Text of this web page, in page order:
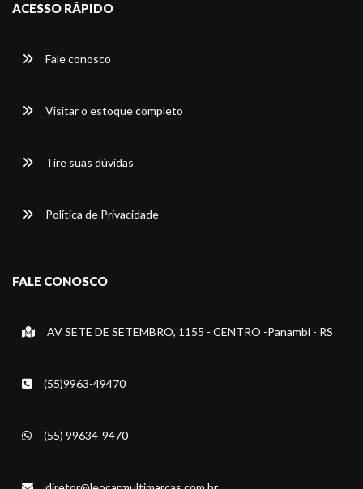
ACESSO RÁPIDO
Fale conosco
Visitar o estoque completo
Tire suas dúvidas
Política de Privacidade
FALE CONOSCO
AV SETE DE SETEMBRO, 1155 - CENTRO -Panambi - RS
(55)9963-49470
(55) 99634-9470